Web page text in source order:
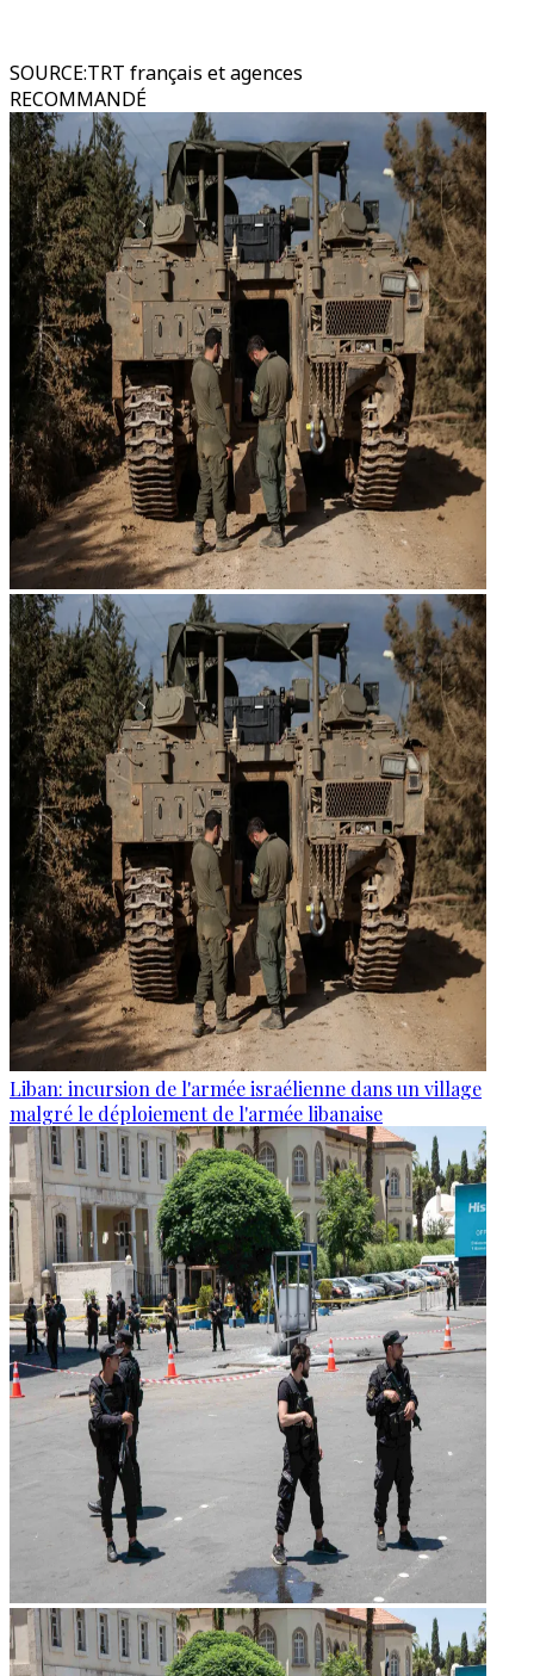
SOURCE:TRT français et agences
RECOMMANDÉ
Liban: incursion de l'armée israélienne dans un village
malgré le déploiement de l'armée libanaise